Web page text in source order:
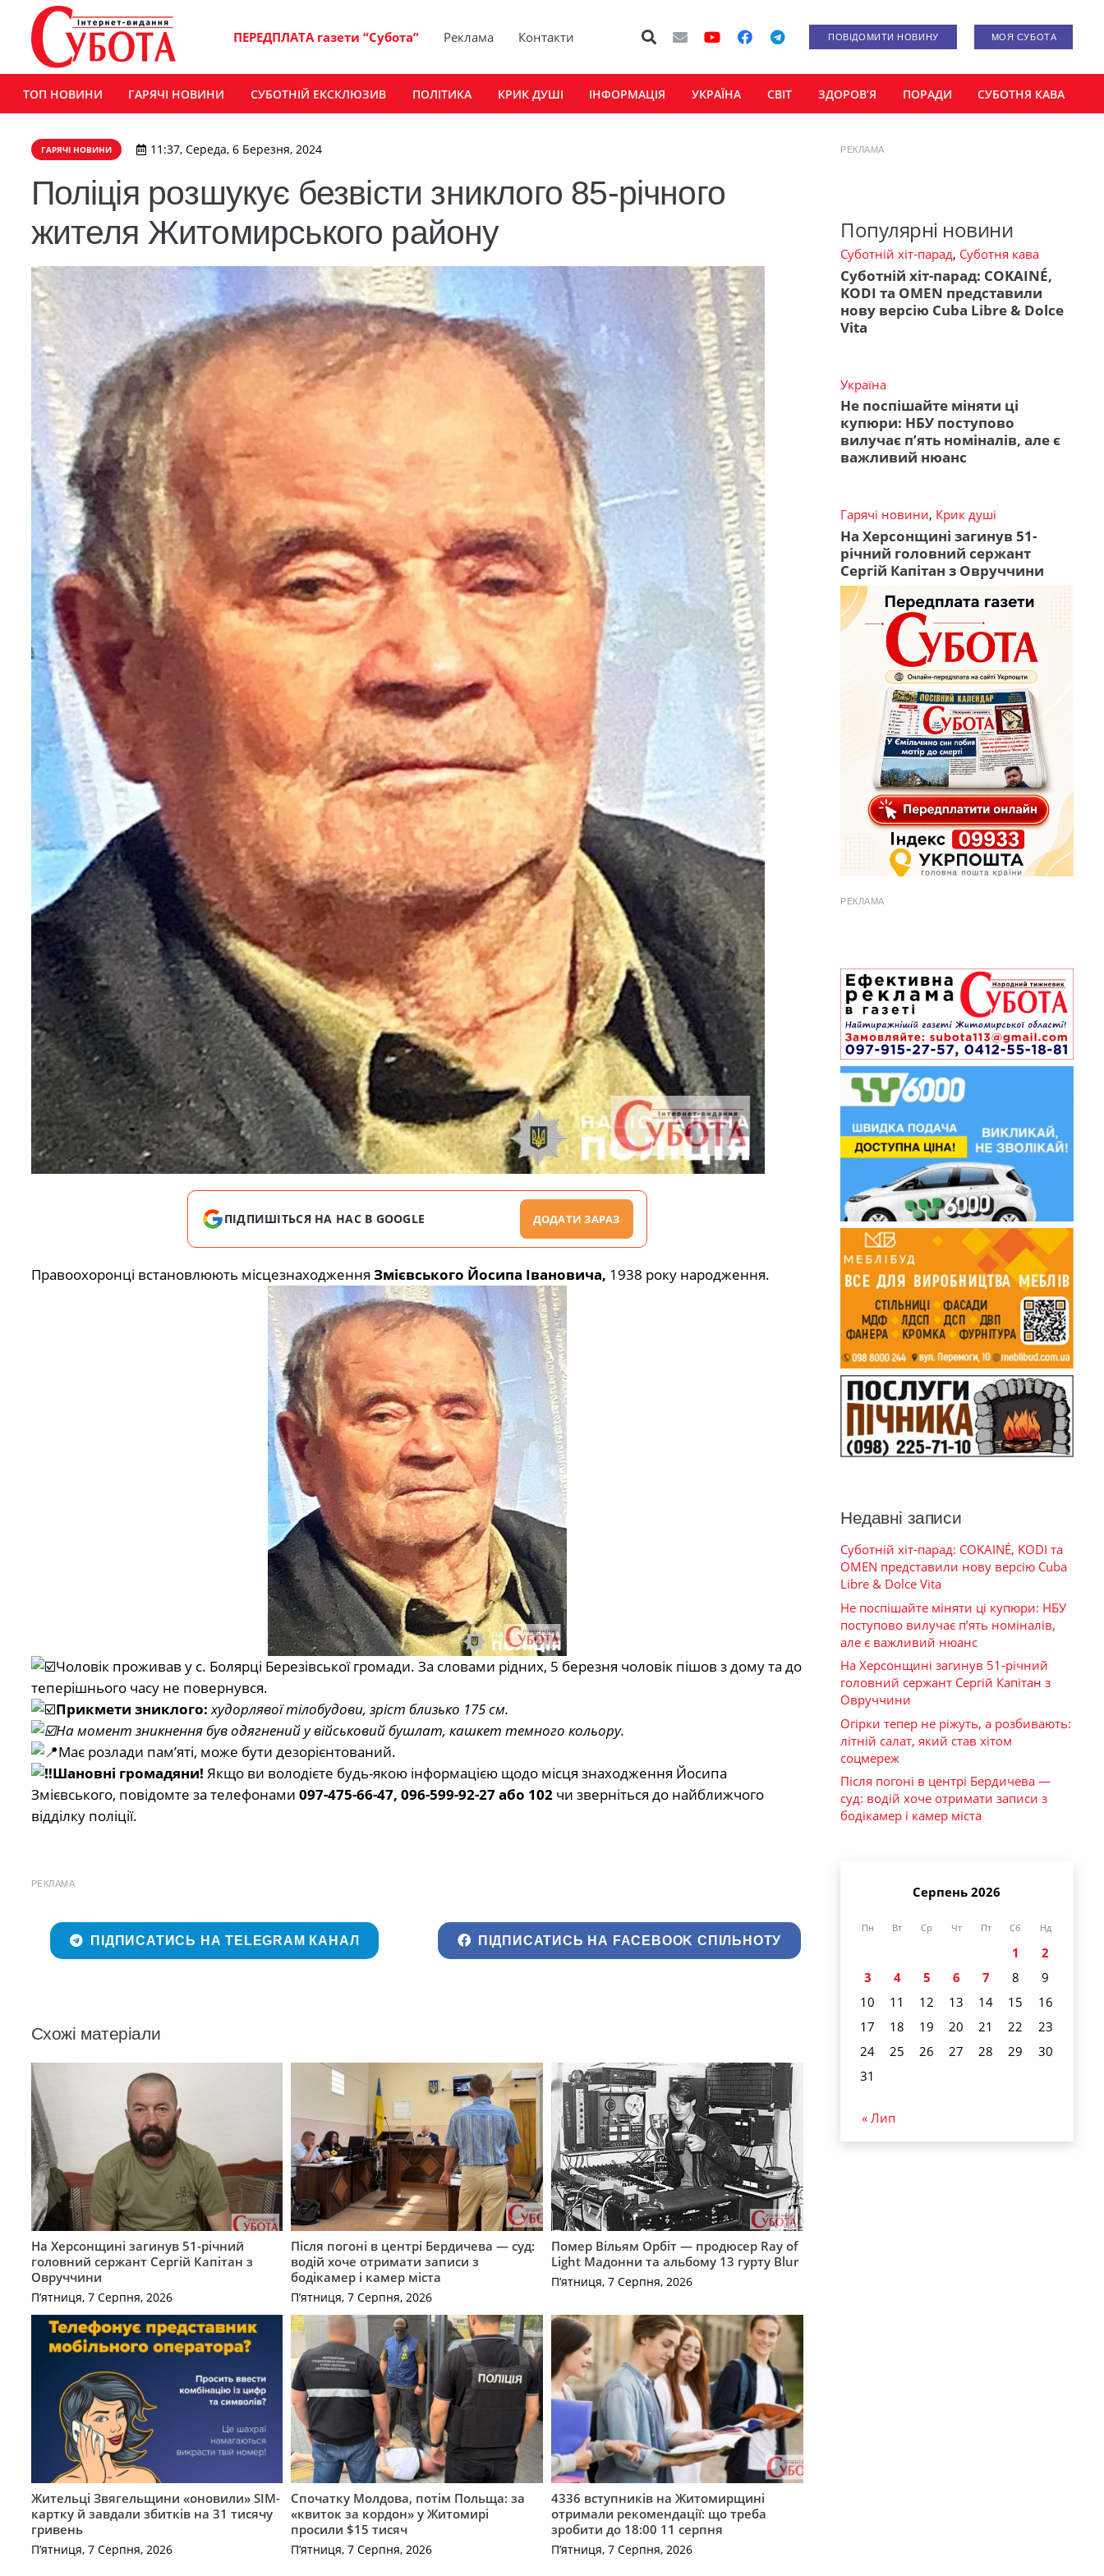
ПЕРЕДПЛАТА газети “Субота” Реклама Контакти ПОВІДОМИТИ НОВИНУ МОЯ СУБОТА
ТОП НОВИНИ ГАРЯЧІ НОВИНИ СУБОТНІЙ ЕКСКЛЮЗИВ ПОЛІТИКА КРИК ДУШІ ІНФОРМАЦІЯ УКРАЇНА СВІТ ЗДОРОВ’Я ПОРАДИ СУБОТНЯ КАВА
ГАРЯЧІ НОВИНИ 11:37, Середа, 6 Березня, 2024
Поліція розшукує безвісти зниклого 85-річного
жителя Житомирського району
ПІДПИШІТЬСЯ НА НАС В GOOGLE ДОДАТИ ЗАРАЗ
Правоохоронці встановлюють місцезнаходження Змієвського Йосипа Івановича, 1938 року народження.
Чоловік проживав у с. Болярці Березівської громади. За словами рідних, 5 березня чоловік пішов з дому та до
теперішнього часу не повернувся.
Прикмети зниклого:худорлявої тілобудови, зріст близько 175 см.
На момент зникнення був одягнений у військовий бушлат, кашкет темного кольору.
Має розлади пам’яті, може бути дезорієнтований.
Шановні громадяни! Якщо ви володієте будь-якою інформацією щодо місця знаходження Йосипа
Змієвського, повідомте за телефонами 097-475-66-47, 096-599-92-27 або 102чи зверніться до найближчого
відділку поліції.
РЕКЛАМА
ПІДПИСАТИСЬ НА TELEGRAM КАНАЛ ПІДПИСАТИСЬ НА FACEBOOK СПІЛЬНОТУ
Схожі матеріали
На Херсонщині загинув 51-річний
головний сержант Сергій Капітан з
Овруччини
П’ятниця, 7 Серпня, 2026
Після погоні в центрі Бердичева — суд:
водій хоче отримати записи з
бодікамер і камер міста
П’ятниця, 7 Серпня, 2026
Помер Вільям Орбіт — продюсер Ray of
Light Мадонни та альбому 13 гурту Blur
П’ятниця, 7 Серпня, 2026
Жительці Звягельщини «оновили» SIM-
картку й завдали збитків на 31 тисячу
гривень
П’ятниця, 7 Серпня, 2026
Спочатку Молдова, потім Польща: за
«квиток за кордон» у Житомирі
просили $15 тисяч
П’ятниця, 7 Серпня, 2026
4336 вступників на Житомирщині
отримали рекомендації: що треба
зробити до 18:00 11 серпня
П’ятниця, 7 Серпня, 2026
РЕКЛАМА
Популярні новини
Суботній хіт-парад, Суботня кава
Суботній хіт-парад: COKAINÉ,
KODI та OMEN представили
нову версію Cuba Libre & Dolce
Vita
Україна
Не поспішайте міняти ці
купюри: НБУ поступово
вилучає п’ять номіналів, але є
важливий нюанс
Гарячі новини, Крик душі
На Херсонщині загинув 51-
річний головний сержант
Сергій Капітан з Овруччини
РЕКЛАМА
Недавні записи
Суботній хіт-парад: COKAINÉ, KODI та
OMEN представили нову версію Cuba
Libre & Dolce Vita
Не поспішайте міняти ці купюри: НБУ
поступово вилучає п’ять номіналів,
але є важливий нюанс
На Херсонщині загинув 51-річний
головний сержант Сергій Капітан з
Овруччини
Огірки тепер не ріжуть, а розбивають:
літній салат, який став хітом
соцмереж
Після погоні в центрі Бердичева —
суд: водій хоче отримати записи з
бодікамер і камер міста
Серпень 2026
Пн Вт Ср Чт Пт Сб Нд
1
2
3
4 5 6 7 8
9
10
11 12 13 14 15
16
17
18 19 20 21 22
23
24
25 26 27 28 29
30
31
« Лип